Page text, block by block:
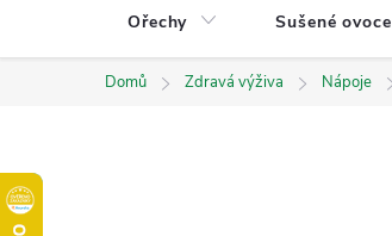
Ořechy Sušené ovoce
Domů Zdravá výživa Nápoje